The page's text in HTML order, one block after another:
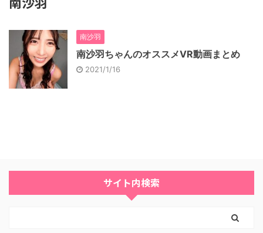
南沙羽
南沙羽ちゃんのオススメVR動画まとめ
2021/1/16
サイト内検索